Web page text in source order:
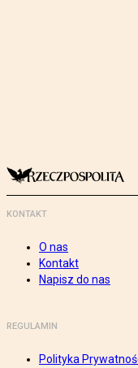
KONTAKT
O nas
Kontakt
Napisz do nas
REGULAMIN
Polityka